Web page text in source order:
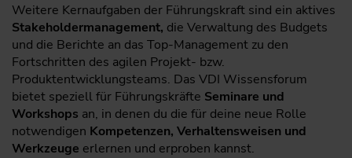
Weitere Kernaufgaben der Führungskraft sind ein aktives
Stakeholdermanagement, die Verwaltung des Budgets
und die Berichte an das Top-Management zu den
Fortschritten des agilen Projekt- bzw.
Produktentwicklungsteams. Das VDI Wissensforum
bietet speziell für Führungskräfte Seminare und
Workshops an, in denen du die für deine neue Rolle
notwendigen Kompetenzen, Verhaltensweisen und
Werkzeuge erlernen und erproben kannst.